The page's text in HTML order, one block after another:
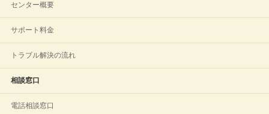
センター概要
サポート料金
トラブル解決の流れ
相談窓口
電話相談窓口